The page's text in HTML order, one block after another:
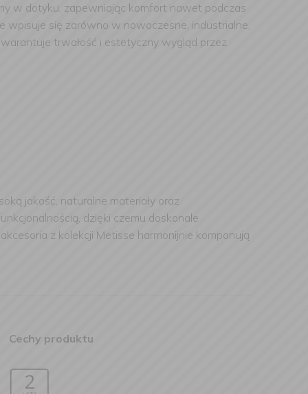
w dotyku, zapewniając komfort nawet podczas
wpisuje się zarówno w nowoczesne, industrialne,
trwałość i estetyczny wygląd przez
jakość, naturalne materiały oraz
dzięki czemu doskonale
z kolekcji Metisse harmonijnie komponują
Cechy produktu